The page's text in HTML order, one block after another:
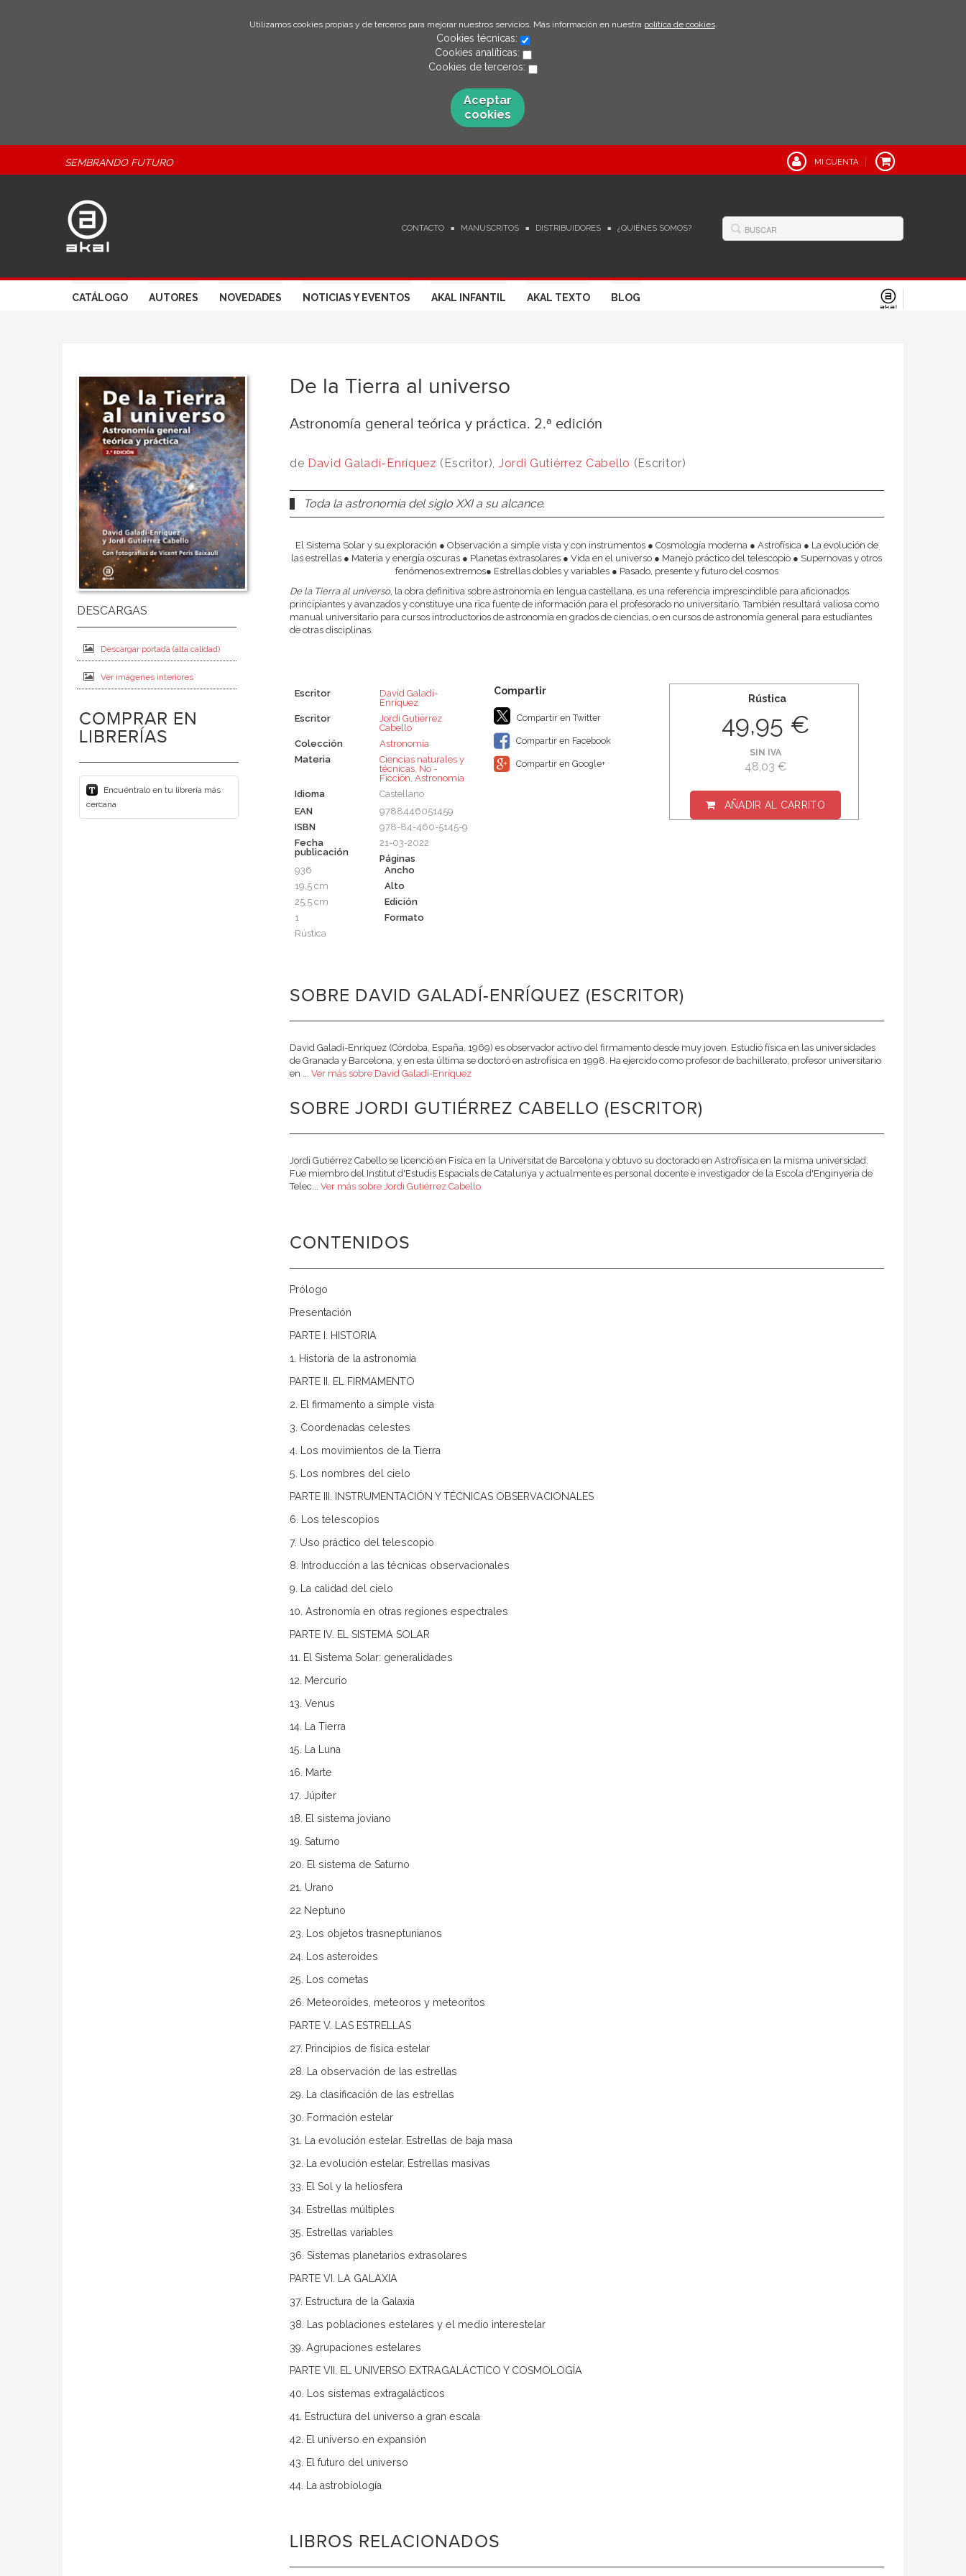
Utilizamos cookies propias y de terceros para mejorar nuestros servicios. Más información en nuestra política de cookies.
Cookies técnicas:
Cookies analíticas:
Cookies de terceros:
Aceptar
cookies
SEMBRANDO FUTURO MI CUENTA
CONTACTO MANUSCRITOS DISTRIBUIDORES ¿QUIÉNES SOMOS?
CATÁLOGO AUTORES NOVEDADES NOTICIAS Y EVENTOS AKAL INFANTIL AKAL TEXTO BLOG
Descargar portada (alta calidad)
Ver imágenes interiores
COMPRAR EN
LIBRERÍAS
Encuéntralo en tu librería más
cercana
De la Tierra al universo
Astronomía general teórica y práctica. 2.ª edición
de David Galadí-Enríquez (Escritor), Jordi Gutiérrez Cabello (Escritor)
Toda la astronomía del siglo XXI a su alcance.
El Sistema Solar y su exploración ● Observación a simple vista y con instrumentos ● Cosmología moderna ● Astrofísica ● La evolución de
las estrellas ● Materia y energía oscuras ● Planetas extrasolares ● Vida en el universo ● Manejo práctico del telescopio ● Supernovas y otros
fenómenos extremos● Estrellas dobles y variables ● Pasado, presente y futuro del cosmos
De la Tierra al universo, la obra definitiva sobre astronomía en lengua castellana, es una referencia imprescindible para aficionados
principiantes y avanzados y constituye una rica fuente de información para el profesorado no universitario. También resultará valiosa como
manual universitario para cursos introductorios de astronomía en grados de ciencias, o en cursos de astronomía general para estudiantes
de otras disciplinas.
Escritor
David Galadí-
Enríquez
Escritor
Jordi Gutiérrez
Cabello
Colección
Astronomía
Materia
Ciencias naturales y
técnicas, No -
Ficción, Astronomía
Idioma
Castellano
EAN
9788446051459
ISBN
978-84-460-5145-9
Fecha
publicación
21-03-2022
Páginas
936
Ancho
19,5 cm
Alto
25,5 cm
Edición
1
Formato
Rústica
Compartir en Twitter
Compartir en Facebook
Compartir en Google+
Rústica
49,95 €
SIN IVA
48,03 €
AÑADIR AL CARRITO
SOBRE DAVID GALADÍ-ENRÍQUEZ (ESCRITOR)
David Galadí-Enríquez (Córdoba, España, 1969) es observador activo del firmamento desde muy joven. Estudió física en las universidades
de Granada y Barcelona, y en esta última se doctoró en astrofísica en 1998. Ha ejercido como profesor de bachillerato, profesor universitario
en ... Ver más sobre David Galadí-Enríquez
SOBRE JORDI GUTIÉRREZ CABELLO (ESCRITOR)
Jordi Gutiérrez Cabello se licenció en Fisíca en la Universitat de Barcelona y obtuvo su doctorado en Astrofísica en la misma universidad.
Fue miembro del Institut d'Estudis Espacials de Catalunya y actualmente es personal docente e investigador de la Escola d'Enginyeria de
Telec... Ver más sobre Jordi Gutiérrez Cabello
CONTENIDOS
Prólogo
Presentación
PARTE I. HISTORIA
1. Historia de la astronomía
PARTE II. EL FIRMAMENTO
2. El firmamento a simple vista
3. Coordenadas celestes
4. Los movimientos de la Tierra
5. Los nombres del cielo
PARTE III. INSTRUMENTACIÓN Y TÉCNICAS OBSERVACIONALES
6. Los telescopios
7. Uso práctico del telescopio
8. Introducción a las técnicas observacionales
9. La calidad del cielo
10. Astronomía en otras regiones espectrales
PARTE IV. EL SISTEMA SOLAR
11. El Sistema Solar: generalidades
12. Mercurio
13. Venus
14. La Tierra
15. La Luna
16. Marte
17. Júpiter
18. El sistema joviano
19. Saturno
20. El sistema de Saturno
21. Urano
22 Neptuno
23. Los objetos trasneptunianos
24. Los asteroides
25. Los cometas
26. Meteoroides, meteoros y meteoritos
PARTE V. LAS ESTRELLAS
27. Principios de física estelar
28. La observación de las estrellas
29. La clasificación de las estrellas
30. Formación estelar
31. La evolución estelar. Estrellas de baja masa
32. La evolución estelar. Estrellas masivas
33. El Sol y la heliosfera
34. Estrellas múltiples
35. Estrellas variables
36. Sistemas planetarios extrasolares
PARTE VI. LA GALAXIA
37. Estructura de la Galaxia
38. Las poblaciones estelares y el medio interestelar
39. Agrupaciones estelares
PARTE VII. EL UNIVERSO EXTRAGALÁCTICO Y COSMOLOGÍA
40. Los sistemas extragalácticos
41. Estructura del universo a gran escala
42. El universo en expansión
43. El futuro del universo
44. La astrobiología
LIBROS RELACIONADOS